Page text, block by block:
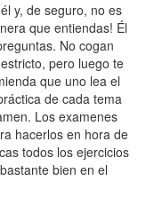
y, de seguro, no es
que entiendas! Él
No cogan
pero luego te
que uno lea el
de cada tema
Los examenes
hacerlos en hora de
todos los ejercicios
bien en el